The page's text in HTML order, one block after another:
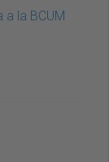
la BCUM